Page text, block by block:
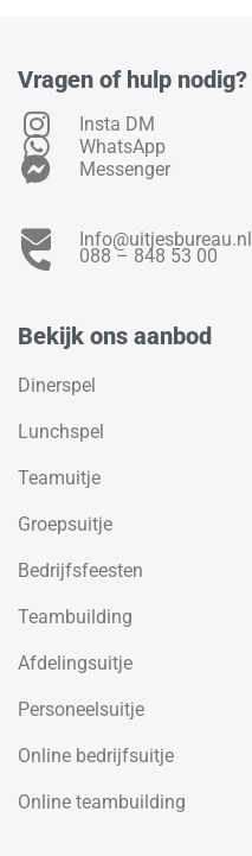
Vragen of hulp nodig?
Insta DM
WhatsApp
Messenger
Info@uitjesbureau.nl
088 – 848 53 00
Bekijk ons aanbod
Dinerspel
Lunchspel
Teamuitje
Groepsuitje
Bedrijfsfeesten
Teambuilding
Afdelingsuitje
Personeelsuitje
Online bedrijfsuitje
Online teambuilding